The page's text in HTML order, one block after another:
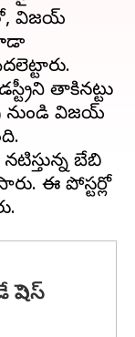
విజయ్
తాకినట్టు
నుండి విజయ్
బేబి
ఈ పోస్టర్లో
విషెస్